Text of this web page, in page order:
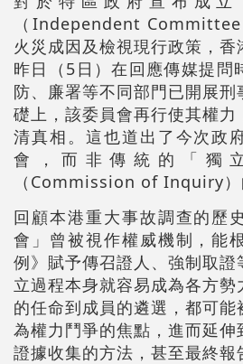
（Independent
火災成因及檢視現行政策，
昨日（5日）在回應傳媒提問
防、廉署等不同部門已開展
礎上，該委員會再行使其權力
清真相。這也道出了今次政
會，而非傳統的「獨
（Commission of Inquiry）
回顧本港重大事故調查的歷
會」曾被視作權威機制，能
例》賦予傳召證人、強制取
立過程本身就容易成為各方
的任命到成員的遴選，都可
為權力鬥爭的焦點，進而延伸
證據收集的方法，甚至最終報